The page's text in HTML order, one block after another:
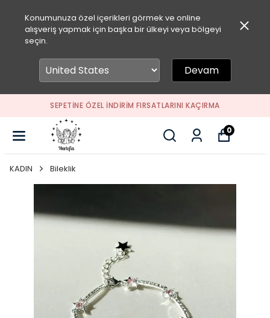
Konumunuza özel içerikleri görmek ve online
alışveriş yapmak için başka bir ülkeyi veya bölgeyi
seçin.
Devam
SEPETİNE ÖZEL İNDİRİM FIRSATLARINI KAÇIRMA
0
KADIN Bileklik